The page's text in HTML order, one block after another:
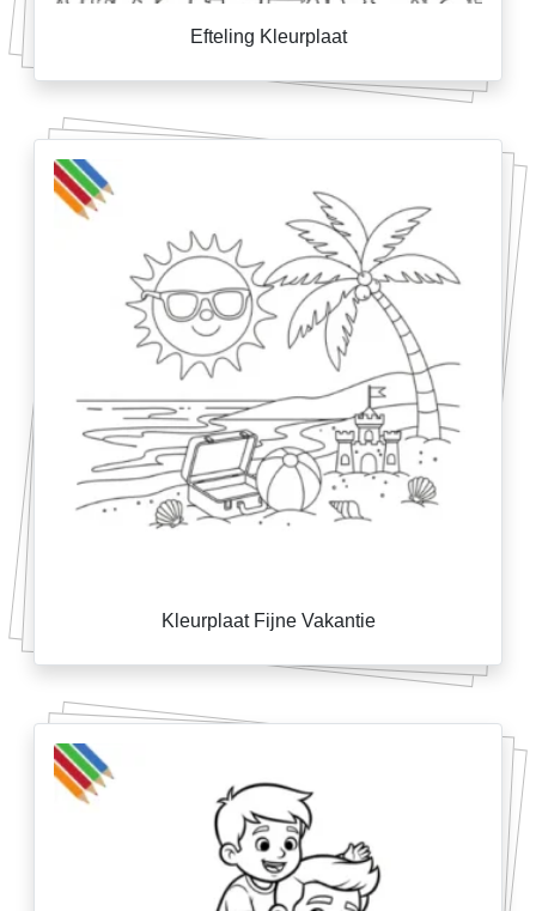
Efteling Kleurplaat
Kleurplaat Fijne Vakantie